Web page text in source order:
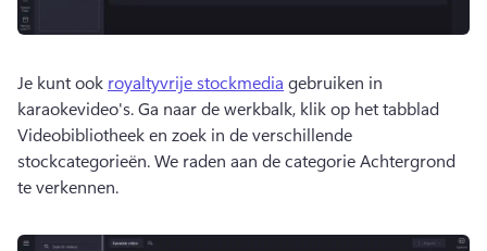
Je kunt ook royaltyvrije stockmedia gebruiken in
karaokevideo's. Ga naar de werkbalk, klik op het tabblad
Videobibliotheek en zoek in de verschillende
stockcategorieën. We raden aan de categorie Achtergrond
te verkennen.